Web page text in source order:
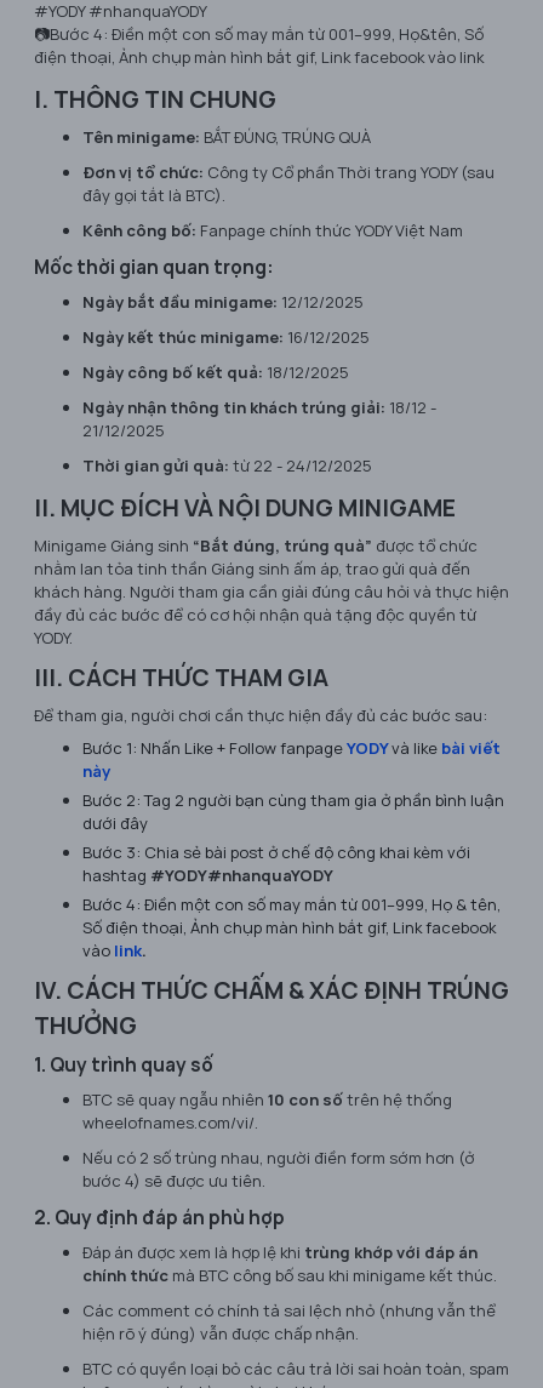
#YODY #nhanquaYODY
📷Bước 4: Điền một con số may mắn từ 001–999, Họ&tên, Số
điện thoại, Ảnh chụp màn hình bắt gif, Link facebook vào link
I. THÔNG TIN CHUNG
Tên minigame: BẮT ĐÚNG, TRÚNG QUÀ
Đơn vị tổ chức: Công ty Cổ phần Thời trang YODY (sau
đây gọi tắt là BTC).
Kênh công bố: Fanpage chính thức YODY Việt Nam
Mốc thời gian quan trọng:
Ngày bắt đầu minigame: 12/12/2025
Ngày kết thúc minigame: 16/12/2025
Ngày công bố kết quả: 18/12/2025
Ngày nhận thông tin khách trúng giải: 18/12 -
21/12/2025
Thời gian gửi quà: từ 22 - 24/12/2025
II. MỤC ĐÍCH VÀ NỘI DUNG MINIGAME
Minigame Giáng sinh “Bắt đúng, trúng quà” được tổ chức
nhằm lan tỏa tinh thần Giáng sinh ấm áp, trao gửi quà đến
khách hàng. Người tham gia cần giải đúng câu hỏi và thực hiện
đầy đủ các bước để có cơ hội nhận quà tặng độc quyền từ
YODY.
III. CÁCH THỨC THAM GIA
Để tham gia, người chơi cần thực hiện đầy đủ các bước sau:
Bước 1: Nhấn Like + Follow fanpageYODYvà like bài viết
này
Bước 2: Tag 2 người bạn cùng tham gia ở phần bình luận
dưới đây
Bước 3: Chia sẻ bài post ở chế độ công khai kèm với
hashtag #YODY#nhanquaYODY
Bước 4: Điền một con số may mắn từ 001–999, Họ & tên,
Số điện thoại, Ảnh chụp màn hình bắt gif, Link facebook
vào link.
IV. CÁCH THỨC CHẤM & XÁC ĐỊNH TRÚNG
THƯỞNG
1. Quy trình quay số
BTC sẽ quay ngẫu nhiên 10 con sốtrên hệ thống
wheelofnames.com/vi/
Nếu có 2 số trùng nhau, người điền form sớm hơn (ở
bước 4) sẽ được ưu tiên.
2. Quy định đáp án phù hợp
Đáp án được xem là hợp lệ khi trùng khớp với đáp án
chính thức mà BTC công bố sau khi minigame kết thúc.
Các comment có chính tả sai lệch nhỏ (nhưng vẫn thể
hiện rõ ý đúng) vẫn được chấp nhận.
BTC có quyền loại bỏ các câu trả lời sai hoàn toàn, spam